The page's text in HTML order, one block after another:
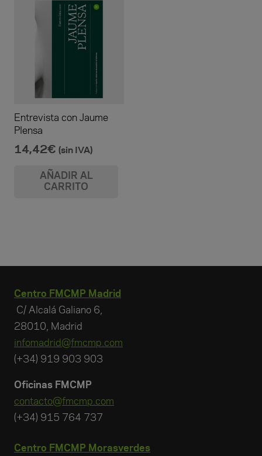
Entrevista con Jaume
Plensa
14,42€ (sin IVA)
AÑADIR AL
CARRITO
Centro FMCMP Madrid
C/ Alcalá Galiano 6,
28010, Madrid
infomadrid@fmcmp.com
(+34) 919 903 903
Oficinas FMCMP
contacto@fmcmp.com
(+34) 915 764 737
Centro FMCMP Morasverdes